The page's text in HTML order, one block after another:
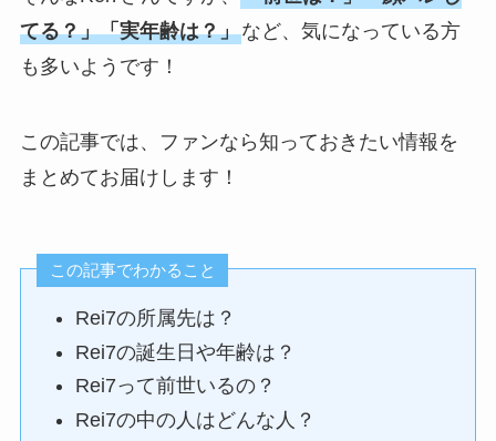
てる？」「実年齢は？」など、気になっている方
も多いようです！
この記事では、ファンなら知っておきたい情報を
まとめてお届けします！
この記事でわかること
Rei7の所属先は？
Rei7の誕生日や年齢は？
Rei7って前世いるの？
Rei7の中の人はどんな人？